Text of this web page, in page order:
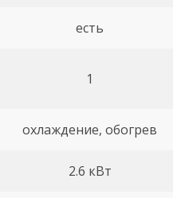
есть
1
охлаждение, обогрев
2.6 кВт